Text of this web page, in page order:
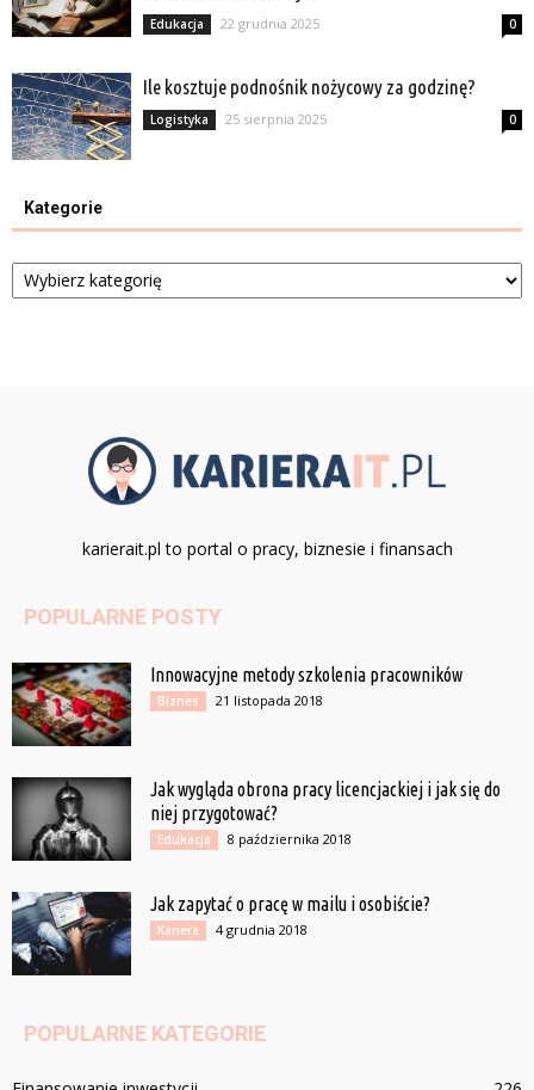
Edukacja 22 grudnia 2025 0
Ile kosztuje podnośnik nożycowy za godzinę?
Logistyka 25 sierpnia 2025 0
Kategorie
Kategorie
karierait.pl to portal o pracy, biznesie i finansach
POPULARNE POSTY
Innowacyjne metody szkolenia pracowników
Biznes 21 listopada 2018
Jak wygląda obrona pracy licencjackiej i jak się do
niej przygotować?
Edukacja 8 października 2018
Jak zapytać o pracę w mailu i osobiście?
Kariera 4 grudnia 2018
POPULARNE KATEGORIE